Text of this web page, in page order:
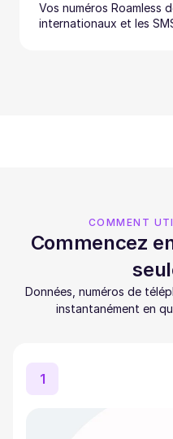
Vos numéros Roamless
internationaux et les
COMMENT
Commencez
Données, numéros de
instantanément en
1